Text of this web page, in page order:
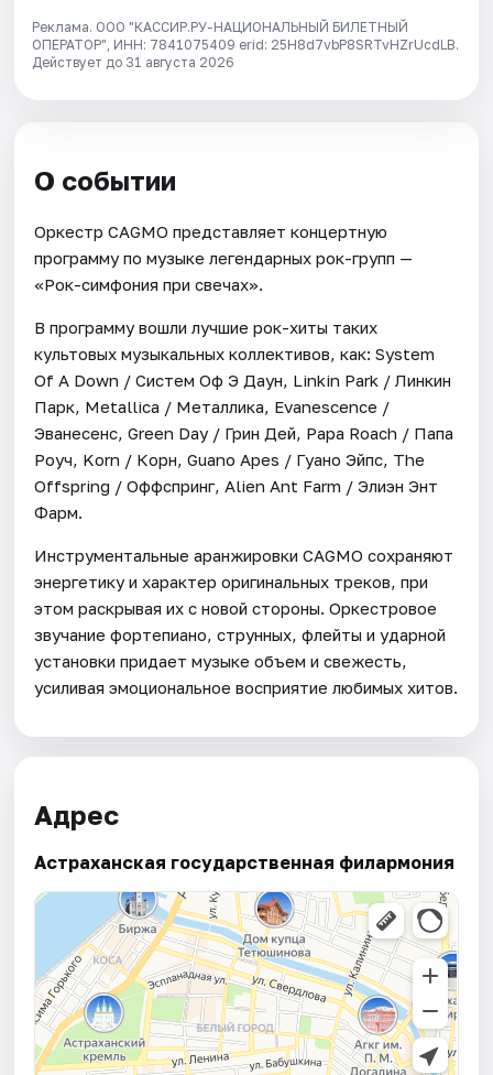
Реклама. ООО "КАССИР.РУ-НАЦИОНАЛЬНЫЙ БИЛЕТНЫЙ
ОПЕРАТОР", ИНН: 7841075409 erid: 25H8d7vbP8SRTvHZrUcdLB.
Действует до 31 августа 2026
О событии
Оркестр CAGMO представляет концертную
программу по музыке легендарных рок-групп —
«Рок-симфония при свечах».
В программу вошли лучшие рок-хиты таких
культовых музыкальных коллективов, как: System
Of A Down / Систем Оф Э Даун, Linkin Park / Линкин
Парк, Metallica / Металлика, Evanescence /
Эванесенс, Green Day / Грин Дей, Papa Roach / Папа
Роуч, Korn / Корн, Guano Apes / Гуано Эйпс, The
Offspring / Оффспринг, Alien Ant Farm / Элиэн Энт
Фарм.
Инструментальные аранжировки CAGMO сохраняют
энергетику и характер оригинальных треков, при
этом раскрывая их с новой стороны. Оркестровое
звучание фортепиано, струнных, флейты и ударной
установки придает музыке объем и свежесть,
усиливая эмоциональное восприятие любимых хитов.
Адрес
Астраханская государственная филармония